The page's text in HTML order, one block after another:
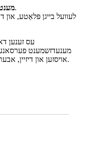
4.די סארט בענקל נעמט בכלל אן א מענטשליכע דיזיין קאנצעפט, ווי למשל באשיצן די לומבאר רוקנביין, פלייצעס, אא"וו, כדי צו מאכן באנוצער מער רילאַקסט און באקוועם.
עס זענען
מענעדזשמענט
אויסזען און דיזיין, אבער גלייך באקוועם. עס זענען אויך דא אסאך סטילן און פארבן צו קלייבן פון פאר די קאנפערענץ בענקלעך, און איר קענט קלייבן דעם פאסיגסטן סטיל לויט אייערע באדערפענישן און בודזשעט.